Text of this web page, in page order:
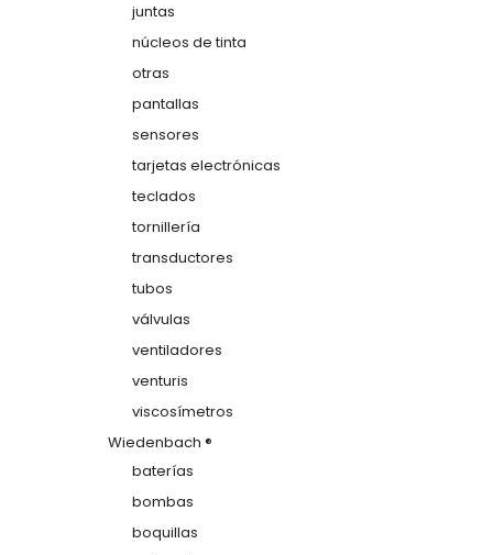
juntas
núcleos de tinta
otras
pantallas
sensores
tarjetas electrónicas
teclados
tornillería
transductores
tubos
válvulas
ventiladores
venturis
viscosímetros
Wiedenbach ®
baterías
bombas
boquillas